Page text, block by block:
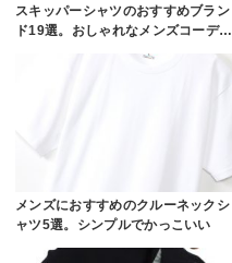
スキッパーシャツのおすすめブラン
ド19選。おしゃれなメンズコーデ…
メンズにおすすめのクルーネックシ
ャツ5選。シンプルでかっこいい